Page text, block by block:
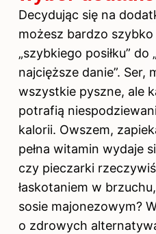
Decydując się na
możesz bardzo
„szybkiego posiłku” do
najcięższe danie”. Ser,
wszystkie pyszne, ale
potrafią
kalorii. Owszem,
pełna witamin wydaje
czy pieczarki
łaskotaniem w
sosie majonezowym?
o zdrowych